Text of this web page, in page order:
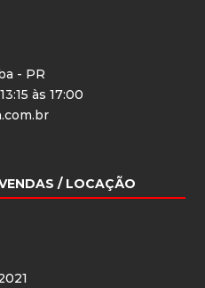
- PR
às 17:00
/ LOCAÇÃO